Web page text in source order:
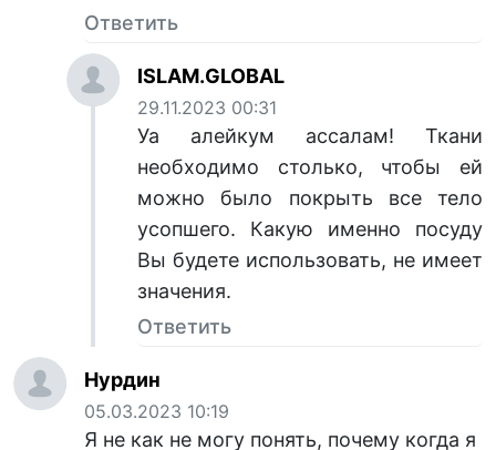
Ответить
ISLAM.GLOBAL
29.11.2023 00:31
Уа алейкум ассалам! Ткани
необходимо столько, чтобы ей
можно было покрыть все тело
усопшего. Какую именно посуду
Вы будете использовать, не имеет
значения.
Ответить
Нурдин
05.03.2023 10:19
Я не как не могу понять, почему когда я